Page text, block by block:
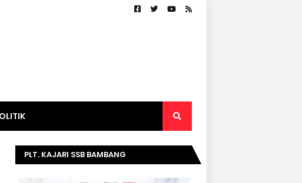
PLT. KAJARI SSB BAMBANG